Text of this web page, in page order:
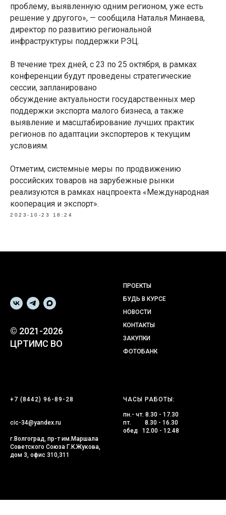
проблему, выявленную одним регионом, уже есть
решение у другого», — сообщила Наталья Минаева,
директор по развитию региональной
инфраструктуры поддержки РЭЦ.
В течение трех дней, с 23 по 25 октября, в рамках
конференции будут проведены стратегические
сессии, запланировано
обсуждение актуальности государственных мер
поддержки экспорта малого бизнеса, а также
выявление и масштабирование лучших практик
регионов по адаптации экспортеров к текущим
условиям.
Отметим, системные меры по продвижению
российских товаров на зарубежные рынки
реализуются в рамках нацпроекта «Международная
кооперация и экспорт».
2023-10-23 18:24
© 2021-2026
ЦРТИМС ВО
ПРОЕКТЫ
БУДЬ В КУРСЕ
НОВОСТИ
КОНТАКТЫ
ЗАКУПКИ
ФОТОБАНК
+7 (8442) 96-89-28
cic-34@yandex.ru
г.Волгоград, пр-т им.Маршала
Советского Союза Г.К.Жукова,
дом 3, офис 310,311
ЧАСЫ РАБОТЫ:
пн.- чт. 8.30 - 17.30
пт. 8.30 - 16.30
обед 12.00 - 12.48